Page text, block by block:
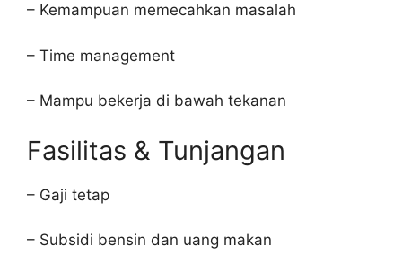
– Kemampuan memecahkan masalah
– Time management
– Mampu bekerja di bawah tekanan
Fasilitas & Tunjangan
– Gaji tetap
– Subsidi bensin dan uang makan